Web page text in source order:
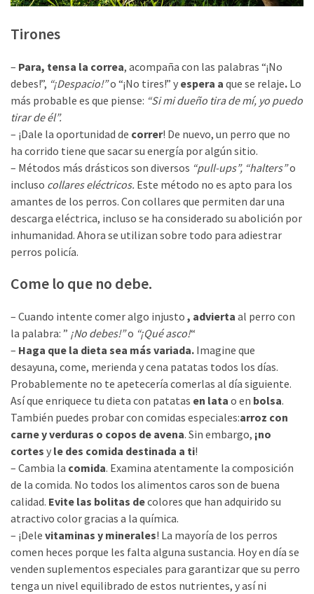
Tirones
– Para, tensa la correa, acompaña con las palabras “¡No
debes!”, “¡Despacio!”o “¡No tires!” y espera a que se relaje. Lo
más probable es que piense: “Si mi dueño tira de mí, yo puedo
tirar de él”.
– ¡Dale la oportunidad de correr! De nuevo, un perro que no
ha corrido tiene que sacar su energía por algún sitio.
– Métodos más drásticos son diversos “pull-ups”, “halters”o
incluso collares eléctricos. Este método no es apto para los
amantes de los perros. Con collares que permiten dar una
descarga eléctrica, incluso se ha considerado su abolición por
inhumanidad. Ahora se utilizan sobre todo para adiestrar
perros policía.
Come lo que no debe.
– Cuando intente comer algo injusto , advierta al perro con
la palabra: ” ¡No debes!”o “¡Qué asco!“
– Haga que la dieta sea más variada. Imagine que
desayuna, come, merienda y cena patatas todos los días.
Probablemente no te apetecería comerlas al día siguiente.
Así que enriquece tu dieta con patatas en lata o en bolsa.
También puedes probar con comidas especiales:arroz con
carne y verduras o copos de avena. Sin embargo, ¡no
cortes y le des comida destinada a ti!
– Cambia la comida. Examina atentamente la composición
de la comida. No todos los alimentos caros son de buena
calidad. Evite las bolitas decolores que han adquirido su
atractivo color gracias a la química.
– ¡Dele vitaminas y minerales! La mayoría de los perros
comen heces porque les falta alguna sustancia. Hoy en día se
venden suplementos especiales para garantizar que su perro
tenga un nivel equilibrado de estos nutrientes, y así ni